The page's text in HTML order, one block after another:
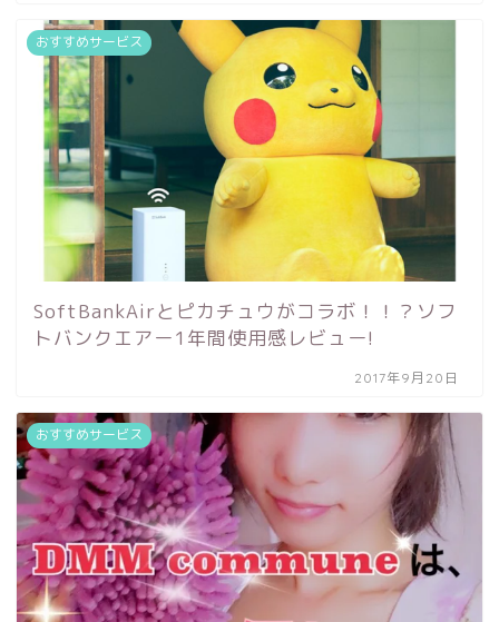
おすすめサービス
SoftBankAirとピカチュウがコラボ！！？ソフ
トバンクエアー1年間使用感レビュー!
2017年9月20日
おすすめサービス